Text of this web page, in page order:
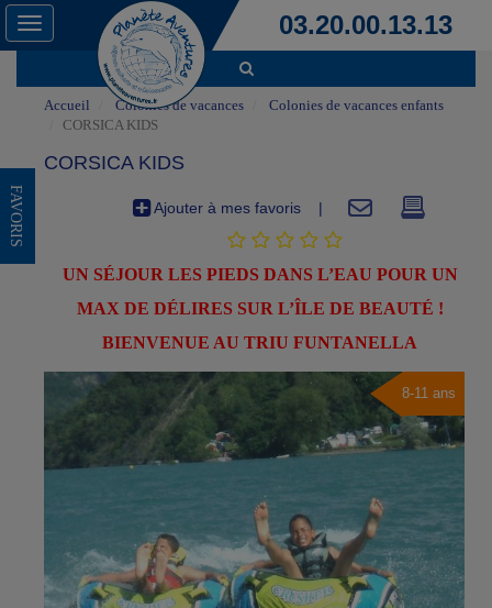
03.20.00.13.13
Toggle
navigation
FAVORIS
Accueil Colonies de vacances
Colonies de vacances enfants
CORSICA KIDS
CORSICA KIDS
Ajouter à mes favoris |
UN SÉJOUR LES PIEDS DANS L’EAU POUR UN
MAX DE DÉLIRES SUR L’ÎLE DE BEAUTÉ !
BIENVENUE AU TRIU FUNTANELLA
8-11 ans